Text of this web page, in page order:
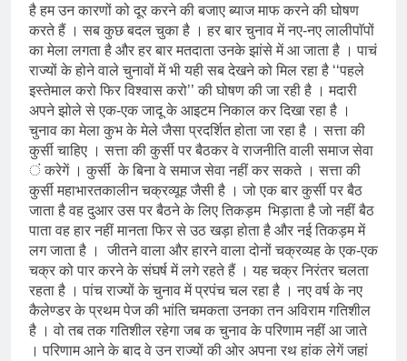
3 Years Ago
श्री हनुमानजी का जन्म महोत्सव का
भव्य आयोजन
3 Years Ago
अंतरराष्ट्रीय मित्रता दिवस पर विशेष
“किताबों के पन्नों से लेकर अनकही
कहानियों तक”
5 Days Ago
राजनीतिक सफरनामा : आन्दोलन से
उपजे सवाल
6 Days Ago
पेपर लीक पर गैर-भाजपा सरकारों से
जवाबदेही कब?
6 Days Ago
कहां चला गया पुलिस के हाथों में
लहराने वाला डंडा
6 Days Ago
कॉकरोच आंदोलन: गांधीवाद की छाया
या डिजिटल युग का नया प्रतिरोध?
है हम उन कारणों को दूर करने की बजाए ब्याज माफ करने की घोषण
करते हैं । सब कुछ बदल चुका है । हर बार चुनाव में नए-नए लालीपाॅपों
का मेला लगता है और हर बार मतदाता उनके झांसे में आ जाता है । पाचं
राज्यों के होने वाले चुनावों में भी यही सब देखने को मिल रहा है ‘‘पहले
इस्तेमाल करो फिर विश्वास करो’’ की घोषण की जा रही है । मदारी
अपने झोले से एक-एक जादू के आइटम निकाल कर दिखा रहा है ।
चुनाव का मेला कुभ के मेले जैसा प्रदर्शित होता जा रहा है । सत्ता की
कुर्सी चाहिए । सत्ता की कुर्सी पर बैठकर वे राजनीति वाली समाज सेवा
ं करेगें । कुर्सी के बिना वे समाज सेवा नहीं कर सकते । सत्ता की
कुर्सी महाभारतकालीन चक्रव्यूह जैसी है । जो एक बार कुर्सी पर बैठ
जाता है वह दुआर उस पर बैठने के लिए तिकड़म भिड़ाता है जो नहीं बैठ
पाता वह हार नहीं मानता फिर से उठ खड़ा होता है और नई तिकड़म में
लग जाता है । जीतने वाला और हारने वाला दोनों चक्रव्यह के एक-एक
चक्र को पार करने के संघर्ष में लगे रहते हैं । यह चक्र निरंतर चलता
रहता है । पांच राज्यों के चुनाव में प्रपंच चल रहा है । नए वर्ष के नए
कैलेण्डर के प्रथम पेज की भांति चमकता उनका तन अविराम गतिशील
है । वो तब तक गतिशील रहेगा जब क चुनाव के परिणाम नहीं आ जाते
। परिणाम आने के बाद वे उन राज्यों की ओर अपना रथ हांक लेगें जहां